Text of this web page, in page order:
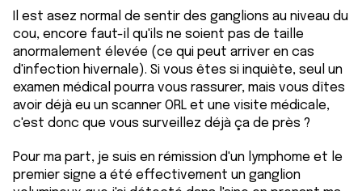
Il est asez normal de sentir des ganglions au niveau du
cou, encore faut-il qu'ils ne soient pas de taille
anormalement élevée (ce qui peut arriver en cas
d'infection hivernale). Si vous êtes si inquiète, seul un
examen médical pourra vous rassurer, mais vous dîtes
avoir déjà eu un scanner ORL et une visite médicale,
c'est donc que vous surveillez déjà ça de près ?
Pour ma part, je suis en rémission d'un lymphome et le
premier signe a été effectivement un ganglion